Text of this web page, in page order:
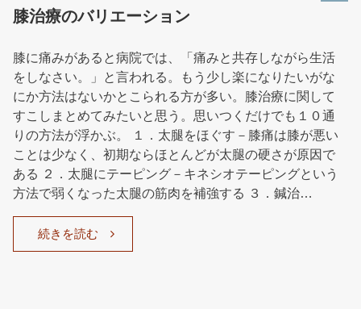
膝治療のバリエーション
膝に痛みがあると病院では、「痛みと共存しながら生活
をしなさい。」と言われる。もう少し楽になりたいがな
にか方法はないかとこられる方が多い。膝治療に関して
すこしまとめてみたいと思う。思いつくだけでも１０通
りの方法が浮かぶ。 １．太腿をほぐす－膝痛は膝が悪い
ことは少なく、初期ならほとんどが太腿の硬さが原因で
ある ２．太腿にテーピング－キネシオテーピングという
方法で弱くなった太腿の筋肉を補強する ３．鍼治…
続きを読む